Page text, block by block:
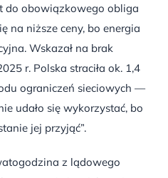
do obowiązkowego obliga
na niższe ceny, bo energia
Wskazał na brak
r. Polska straciła ok. 1,4
ograniczeń sieciowych —
udało się wykorzystać, bo
jej przyjąć”.
z lądowego